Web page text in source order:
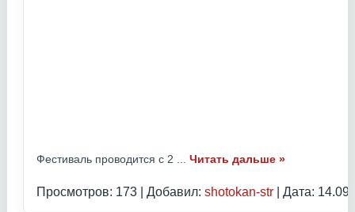
Фестиваль проводится с 2 Читать дальше »
Просмотров: 173 | Добавил: shotokan-str | Дата: